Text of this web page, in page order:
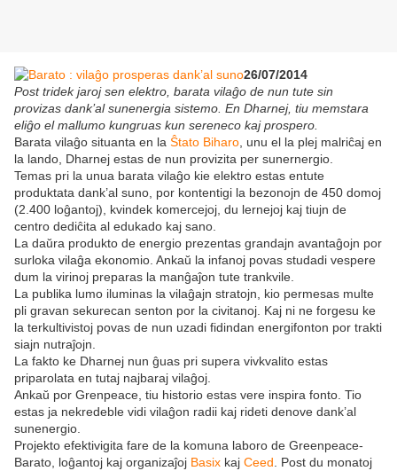
26/07/2014
Post tridek jaroj sen elektro, barata vilaĝo de nun tute sin
provizas dank’al sunenergia sistemo. En Dharnej, tiu memstara
eliĝo el mallumo kungruas kun sereneco kaj prospero.
Barata vilaĝo situanta en la Ŝtato Biharo , unu el la plej malriĉaj en
la lando, Dharnej estas de nun provizita per sunernergio.
Temas pri la unua barata vilaĝo kie elektro estas entute
produktata dank’al suno, por kontentigi la bezonojn de 450 domoj
(2.400 loĝantoj), kvindek komercejoj, du lernejoj kaj tiujn de
centro dediĉita al edukado kaj sano.
La daŭra produkto de energio prezentas grandajn avantaĝojn por
surloka vilaĝa ekonomio. Ankaŭ la infanoj povas studadi vespere
dum la virinoj preparas la manĝaĵon tute trankvile.
La publika lumo iluminas la vilaĝajn stratojn, kio permesas multe
pli gravan sekurecan senton por la civitanoj. Kaj ni ne forgesu ke
la terkultivistoj povas de nun uzadi fidindan energifonton por trakti
siajn nutraĵojn.
La fakto ke Dharnej nun ĝuas pri supera vivkvalito estas
priparolata en tutaj najbaraj vilaĝoj.
Ankaŭ por Grenpeace, tiu historio estas vere inspira fonto. Tio
estas ja nekredeble vidi vilaĝon radii kaj rideti denove dank’al
sunenergio.
Projekto efektivigita fare de la komuna laboro de Greenpeace-
Barato, loĝantoj kaj organizaĵoj Basix kaj Ceed . Post du monatoj